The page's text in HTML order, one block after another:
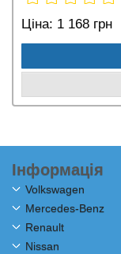
Ціна: 1 168 грн
Інформація
Volkswagen
Mercedes-Benz
Renault
Nissan